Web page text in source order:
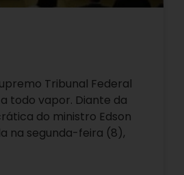
Tribunal Federal
todo vapor. Diante da
do ministro Edson
na segunda-feira (8),